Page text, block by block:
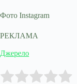
Фото Instagram
РЕКЛАМА
Джерело
Rate this item: